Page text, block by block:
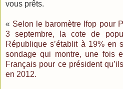
vous prêts.
« Selon le baromètre Ifop pour
3 septembre, la cote de
République s’établit à 19% en
sondage qui montre, une fois
Français pour ce président
en 2012.